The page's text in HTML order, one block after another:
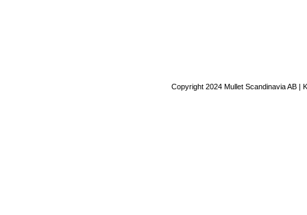
Copyright 2024 Mullet Scandinavia AB |